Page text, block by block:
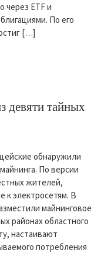
ETF и
По его
[…]
девяти тайных
обнаружили
По версии
жителей,
к электросетям. В
майнинговое
районах областного
настаивают
потребления